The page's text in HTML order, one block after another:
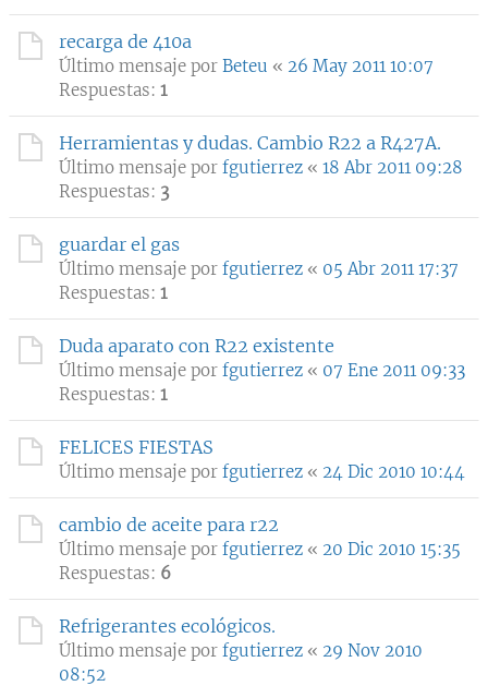
recarga de 410a
Último mensaje por Beteu « 26 May 2011 10:07
Respuestas: 1
Herramientas y dudas. Cambio R22 a R427A.
Último mensaje por fgutierrez « 18 Abr 2011 09:28
Respuestas: 3
guardar el gas
Último mensaje por fgutierrez « 05 Abr 2011 17:37
Respuestas: 1
Duda aparato con R22 existente
Último mensaje por fgutierrez « 07 Ene 2011 09:33
Respuestas: 1
FELICES FIESTAS
Último mensaje por fgutierrez « 24 Dic 2010 10:44
cambio de aceite para r22
Último mensaje por fgutierrez « 20 Dic 2010 15:35
Respuestas: 6
Refrigerantes ecológicos.
Último mensaje por fgutierrez « 29 Nov 2010
08:52